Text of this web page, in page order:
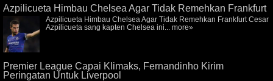
Azpilicueta Himbau Chelsea Agar Tidak Remehkan Frankfurt
Azpilicueta Himbau Chelsea Agar Tidak Remehkan Frankfurt Cesar
Azpilicueta sang kapten Chelsea ini... more»
Premier League Capai Klimaks, Fernandinho Kirim
Peringatan Untuk Liverpool